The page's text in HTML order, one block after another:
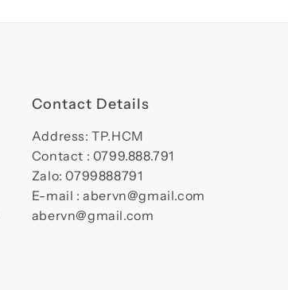
Contact Details
Address: TP.HCM
Contact : 0799.888.791
Zalo: 0799888791
E-mail : abervn@gmail.com
abervn@gmail.com